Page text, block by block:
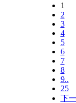
1
2
3
4
5
6
7
8
9..
25
下